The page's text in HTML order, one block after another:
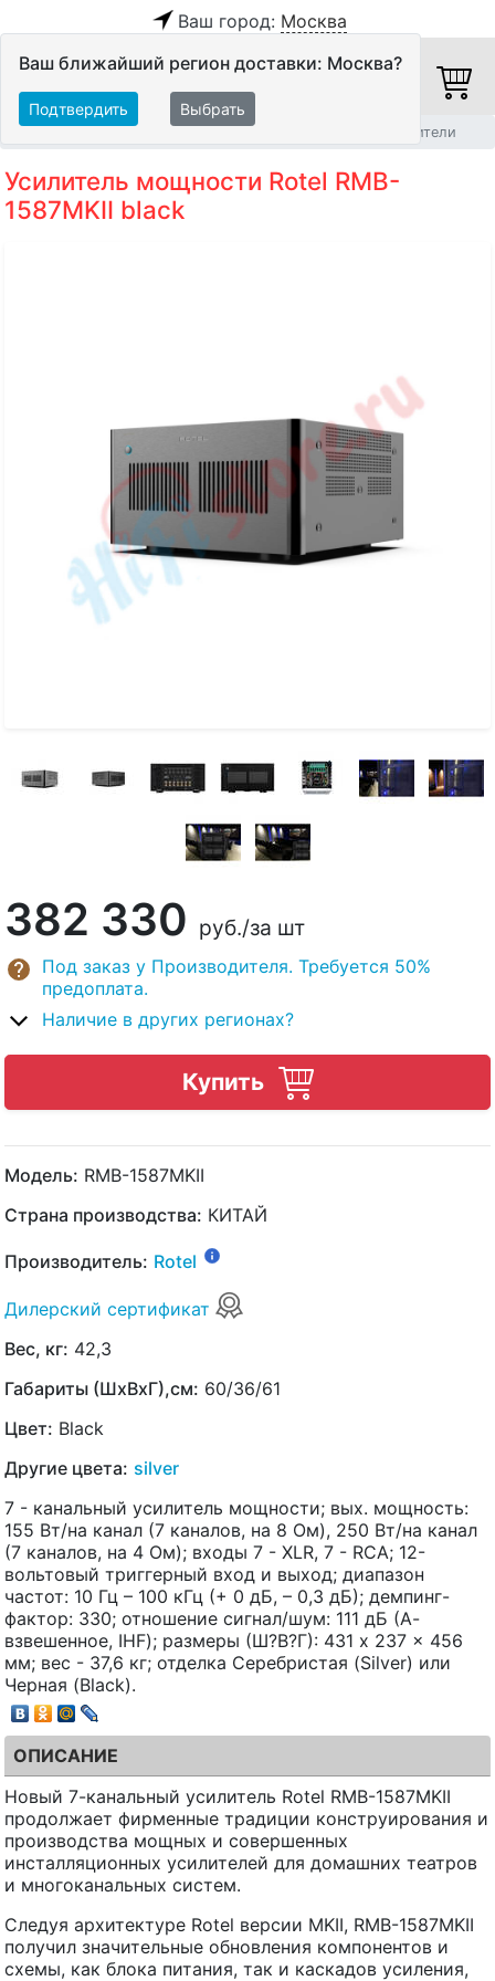
Ваш город: Москва
Ваш ближайший регион доставки: Москва?
Подтвердить Выбрать
Многоканальные усилители
Усилитель мощности Rotel RMB-
1587MKII black
382 330 руб./за шт
Под заказ у Производителя. Требуется 50%
предоплата.
Наличие в других регионах?
Купить
Модель: RMB-1587MKII
Страна производства: КИТАЙ
Производитель: Rotel
Дилерский сертификат
Вес, кг: 42,3
Габариты (ШхВхГ),см: 60/36/61
Цвет: Black
Другие цвета: silver
7 - канальный усилитель мощности; вых. мощность:
155 Вт/на канал (7 каналов, на 8 Ом), 250 Вт/на канал
(7 каналов, на 4 Ом); входы 7 - XLR, 7 - RCA; 12-
вольтовый триггерный вход и выход; диапазон
частот: 10 Гц – 100 кГц (+ 0 дБ, – 0,3 дБ); демпинг-
фактор: 330; отношение сигнал/шум: 111 дБ (А-
взвешенное, IHF); размеры (Ш?В?Г): 431 x 237 x 456
мм; вес - 37,6 кг; отделка Серебристая (Silver) или
Черная (Black).
ОПИСАНИЕ
Новый 7-канальный усилитель Rotel RMB-1587MKII
продолжает фирменные традиции конструирования и
производства мощных и совершенных
инсталляционных усилителей для домашних театров
и многоканальных систем.
Следуя архитектуре Rotel версии MKII, RMB-1587MKII
получил значительные обновления компонентов и
схемы, как блока питания, так и каскадов усиления,